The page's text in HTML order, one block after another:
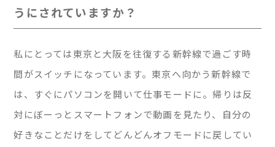
うにされていますか？
私にとっては東京と大阪を往復する新幹線で過ごす時
間がスイッチになっています。東京へ向かう新幹線で
は、すぐにパソコンを開いて仕事モードに。帰りは反
対にぼーっとスマートフォンで動画を見たり、自分の
好きなことだけをしてどんどんオフモードに戻してい